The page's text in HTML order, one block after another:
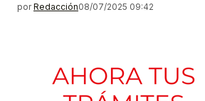
por Redacción08/07/2025 09:42